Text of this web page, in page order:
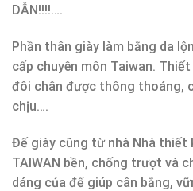
DẪN!!!!….
Phần thân giày làm bằng da
cấp chuyên môn Taiwan.
đôi chân được thông thoáng,
chịu….
Đế giày cũng từ nhà Nhà thiết
TAIWAN bền, chống trượt và
dáng của đế giúp cân bằng,